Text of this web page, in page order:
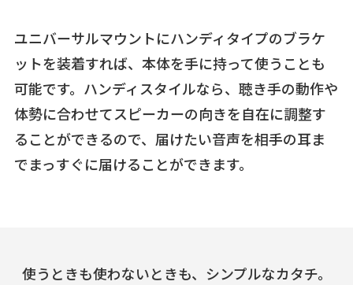
ユニバーサルマウントにハンディタイプのブラケ
ットを装着すれば、本体を手に持って使うことも
可能です。ハンディスタイルなら、聴き手の動作や
体勢に合わせてスピーカーの向きを自在に調整す
ることができるので、届けたい音声を相手の耳ま
でまっすぐに届けることができます。
使うときも使わないときも、シンプルなカタチ。